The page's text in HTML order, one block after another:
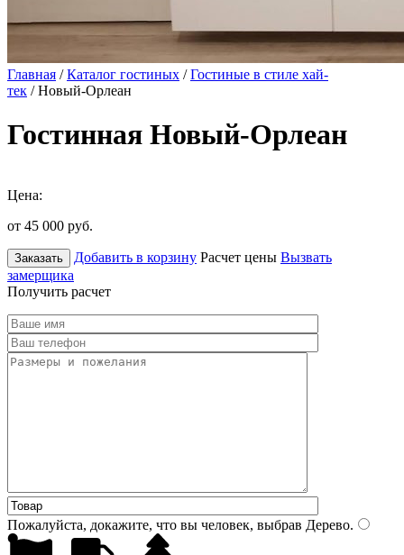
Главная /Каталог гостиных /Гостиные в стиле хай-
тек / Новый-Орлеан
Гостинная Новый-Орлеан
Цена:
от 45 000 руб.
Заказать Добавить в корзину Расчет цены Вызвать
замерщика
Получить расчет
Пожалуйста, докажите, что вы человек, выбрав Дерево.